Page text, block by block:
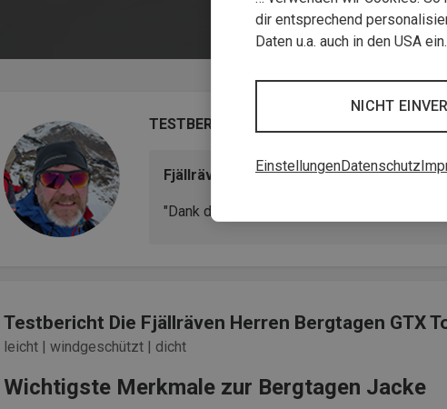
TESTBERICHT
Fjällräven Herren Bergtagen GTX
"Dank der funktionalen Form der Jacke
Testbericht Die Fjällräven Herren Bergtagen GTX
leicht | windgeschützt | dicht
Wichtigste Merkmale zur Bergtagen Jacke
dir entsprechend
Daten u.a. auch in den USA
NICHT
EinstellungenDatenschutz